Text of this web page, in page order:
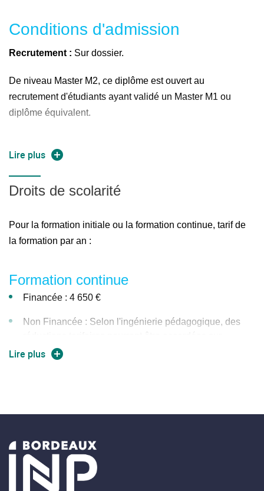
Conditions d'admission
Recrutement : Sur dossier.
De niveau Master M2, ce diplôme est ouvert au
recrutement d'étudiants ayant validé un Master M1 ou
diplôme équivalent.
professionnelle, celles-ci doivent justifier d'une expérience
Lire plus
Droits de scolarité
Pour la formation initiale ou la formation continue, tarif de
la formation par an :
Formation continue
Financée : 4 650 €
Non Financée : Selon l'ingénierie pédagogique, des
demande qui ne pourront pas excéder 2650 €
Lire plus